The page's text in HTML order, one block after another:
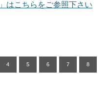
はこちらをご参照下さい
4 5 6 7 8